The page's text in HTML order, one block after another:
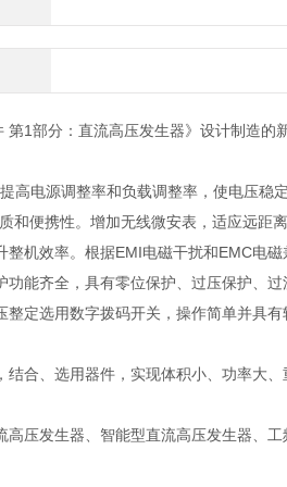
1部分：直流高压发生器》设计制造的
电源调整率和负载调整率，使电压稳定
和便携性。增加无线微安表，适应远距
机效率。根据EMI电磁干扰和EMC电
能齐全，具有零位保护、过压保护、过
定选用数字拨码开关，操作简单并具有
合、选用器件，实现体积小、功率大
压发生器、智能型直流高压发生器、